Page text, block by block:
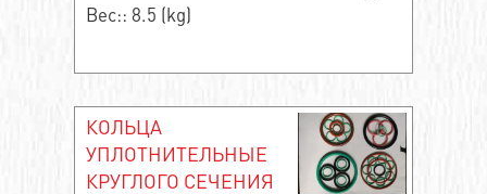
Вес:: 8.5 (kg)
КОЛЬЦА
УПЛОТНИТЕЛЬНЫЕ
КРУГЛОГО СЕЧЕНИЯ